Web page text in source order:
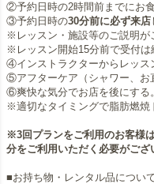
②予約日時の2時間前までにお食
③予約日時の30分前に必ず来店
※レッスン・施設等のご説明が
※レッスン開始15分前で受付は
④インストラクターからレッス
⑤アフターケア（シャワー、お
⑥爽快な気分でお店を後にする。
※適切なタイミングで脂肪燃焼
※3回プランをご利用のお客様
分をご利用いただく必要がござ
■お持ち物・レンタル品につい